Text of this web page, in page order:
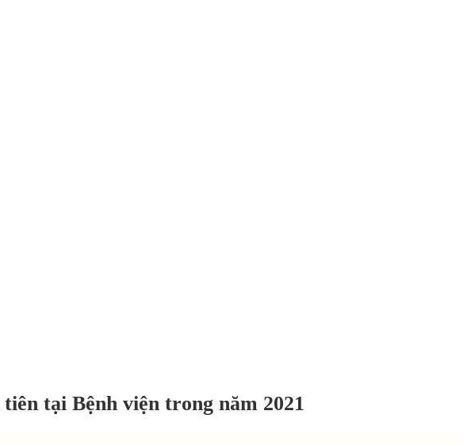
tại Bệnh viện trong năm 2021